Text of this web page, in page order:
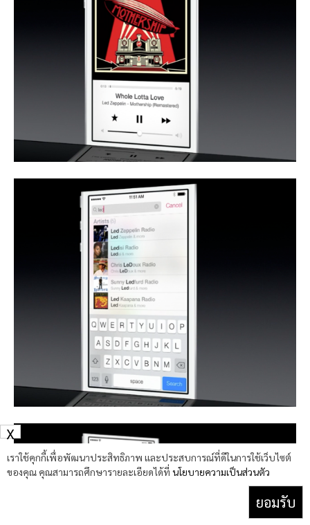
เราใช้คุกกี้เพื่อพัฒนาประสิทธิภาพ และประสบการณ์ที่ดีในการใช้เว็บไซต์
ของคุณ คุณสามารถศึกษารายละเอียดได้ที่ นโยบายความเป็นส่วนตัว
ยอมรับ
X